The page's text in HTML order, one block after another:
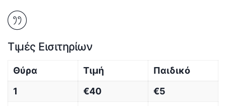
Τιμές Εισιτηρίων
Θύρα Τιμή
Παιδικό
1
€40
€5